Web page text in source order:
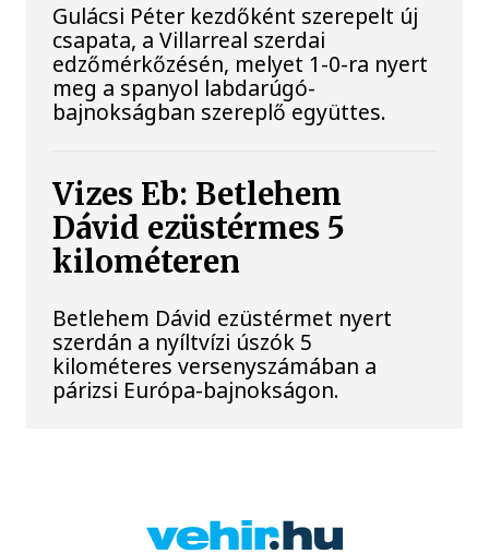
Gulácsi Péter kezdőként szerepelt új
csapata, a Villarreal szerdai
edzőmérkőzésén, melyet 1-0-ra nyert
meg a spanyol labdarúgó-
bajnokságban szereplő együttes.
Vizes Eb: Betlehem
Dávid ezüstérmes 5
kilométeren
Betlehem Dávid ezüstérmet nyert
szerdán a nyíltvízi úszók 5
kilométeres versenyszámában a
párizsi Európa-bajnokságon.